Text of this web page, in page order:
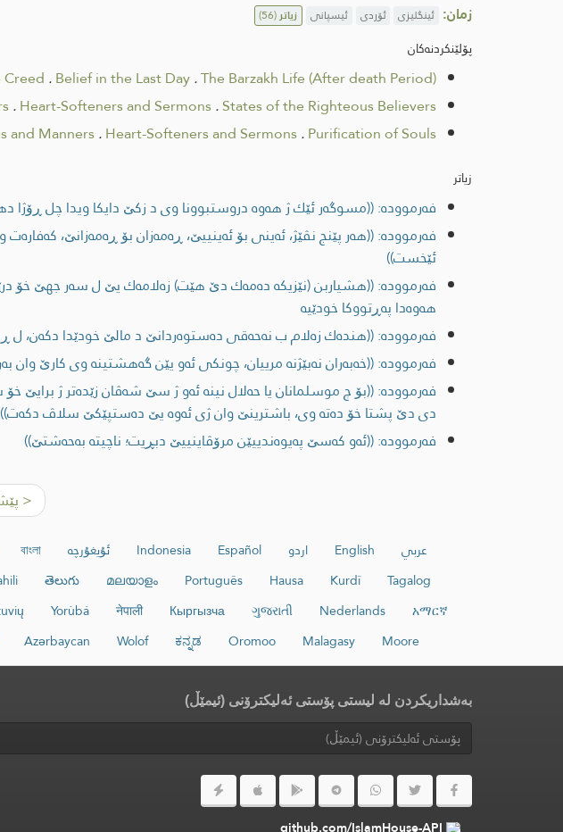
زمان: ئینگلیزی ئۆردی ئیسپانی زیاتر(56)
پۆلێنکردنەکان
Creed .Belief in the Last Day.The Barzakh Life (After death Period)
.Heart-Softeners and Sermons.States of the Righteous Believers
and Manners.Heart-Softeners and Sermons.Purification of Souls
زیاتر
فەرموودە: ((مسوگه‌ر ئێك ژ هه‌وه‌ دروستبوونا وی د زکێ دایکا ویدا چل ڕۆژا
فەرموودە: ((هه‌ر پێنج نڤێژ، ئه‌ینی بۆ ئه‌ینییێ، ڕه‌مه‌زان بۆ ڕه‌مه‌زانێ،
ئێخست))
فەرموودە: ((هشیاربن (نێزیكه‌ ده‌مه‌ك دێ هێت) زه‌لامه‌ك یێ ل سه‌ر جهێ خۆ
هه‌وه‌دا په‌ڕتووكا خودێیه‌
فەرموودە: ((هنده‌ك زه‌لام ب نه‌حه‌قی ده‌ستوه‌ردانێ د مالێ خودێدا دكه‌ن، ل
فەرموودە: ((خه‌به‌ران نه‌بێژنه‌ مرییان، چونكی ئه‌و یێن گه‌هشتینه‌ وی كارێ وان
فەرموودە: ((بۆ چ موسلمانان یا حه‌لال نینه‌ ئه‌و ژ سێ شه‌ڤان زێده‌تر ژ
دی دێ پشتا خۆ ده‌ته‌ وی، باشترینێ وان ژی ئه‌وه‌ یێ ده‌ستپێكێ سلاڤ دكه‌ت))
فەرموودە: ((ئه‌و كه‌سێ په‌یوه‌ندییێن مرۆڤاینییێ دبڕیت؛ ناچیته‌ به‌حه‌شتێ))
<
عربي English اردو Español
Indonesia ئۇيغۇرچە বাংলা
Tagalog
Kurdî
Hausa
Português
മലയാളം
తెలుగు
አማርኛ
Nederlands
ગુજરાતી
Кыргызча
नेपाली
Yorùbá
Moore
Malagasy
Oromoo
ಕನ್ನಡ
Wolof
Azərbaycan
بەشداریکردن لە لیستی پۆستی ئەلیکترۆنی (ئیمێڵ)